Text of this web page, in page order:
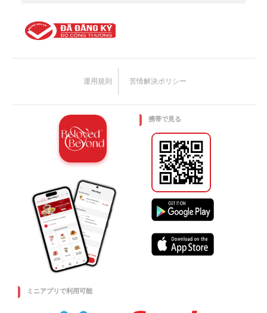
運用規則 苦情解決ポリシー
携帯で見る
ミニアプリで利用可能